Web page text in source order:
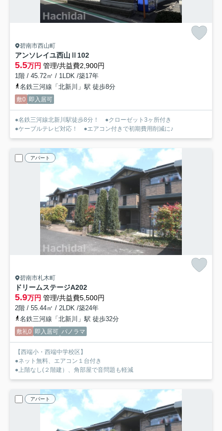
碧南市西山町
アンソレイユ西山Ⅱ 102
5.5万円 管理/共益費2,900円
1階 / 45.72㎡ / 1LDK /築17年
名鉄三河線「北新川」駅 徒歩8分
敷0 即入居可
●名鉄三河線北新川駅徒歩8分！ ●クローゼット3ヶ所付き
●ケーブルテレビ対応！ ●エアコン付きで初期費用削減に♪
アパート
碧南市札木町
ドリームステージA202
5.9万円 管理/共益費5,500円
2階 / 55.44㎡ / 2LDK /築24年
名鉄三河線「北新川」駅 徒歩32分
敷礼0 即入居可 パノラマ
【西端小・西端中学校区】
●ネット無料、エアコン１台付き
●上階なし(２階建）、角部屋で音問題も軽減
アパート